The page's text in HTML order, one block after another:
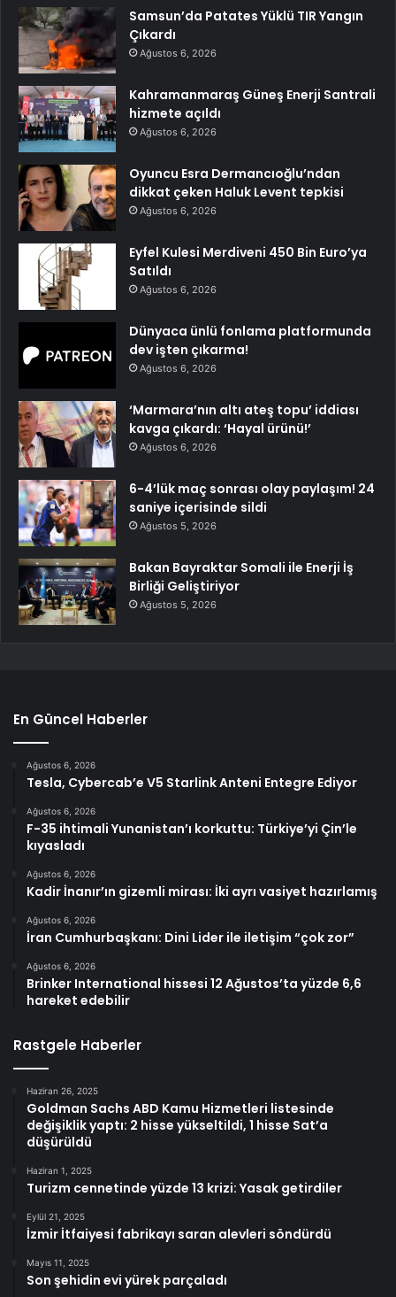
Samsun’da Patates Yüklü TIR Yangın
Çıkardı
Ağustos 6, 2026
Kahramanmaraş Güneş Enerji Santrali
hizmete açıldı
Ağustos 6, 2026
Oyuncu Esra Dermancıoğlu’ndan
dikkat çeken Haluk Levent tepkisi
Ağustos 6, 2026
Eyfel Kulesi Merdiveni 450 Bin Euro’ya
Satıldı
Ağustos 6, 2026
Dünyaca ünlü fonlama platformunda
dev işten çıkarma!
Ağustos 6, 2026
‘Marmara’nın altı ateş topu’ iddiası
kavga çıkardı: ‘Hayal ürünü!’
Ağustos 6, 2026
6-4’lük maç sonrası olay paylaşım! 24
saniye içerisinde sildi
Ağustos 5, 2026
Bakan Bayraktar Somali ile Enerji İş
Birliği Geliştiriyor
Ağustos 5, 2026
En Güncel Haberler
Ağustos 6, 2026
Tesla, Cybercab’e V5 Starlink Anteni Entegre Ediyor
Ağustos 6, 2026
F-35 ihtimali Yunanistan’ı korkuttu: Türkiye’yi Çin’le
kıyasladı
Ağustos 6, 2026
Kadir İnanır’ın gizemli mirası: İki ayrı vasiyet hazırlamış
Ağustos 6, 2026
İran Cumhurbaşkanı: Dini Lider ile iletişim “çok zor”
Ağustos 6, 2026
Brinker International hissesi 12 Ağustos’ta yüzde 6,6
hareket edebilir
Rastgele Haberler
Haziran 26, 2025
Goldman Sachs ABD Kamu Hizmetleri listesinde
değişiklik yaptı: 2 hisse yükseltildi, 1 hisse Sat’a
düşürüldü
Haziran 1, 2025
Turizm cennetinde yüzde 13 krizi: Yasak getirdiler
Eylül 21, 2025
İzmir İtfaiyesi fabrikayı saran alevleri söndürdü
Mayıs 11, 2025
Son şehidin evi yürek parçaladı